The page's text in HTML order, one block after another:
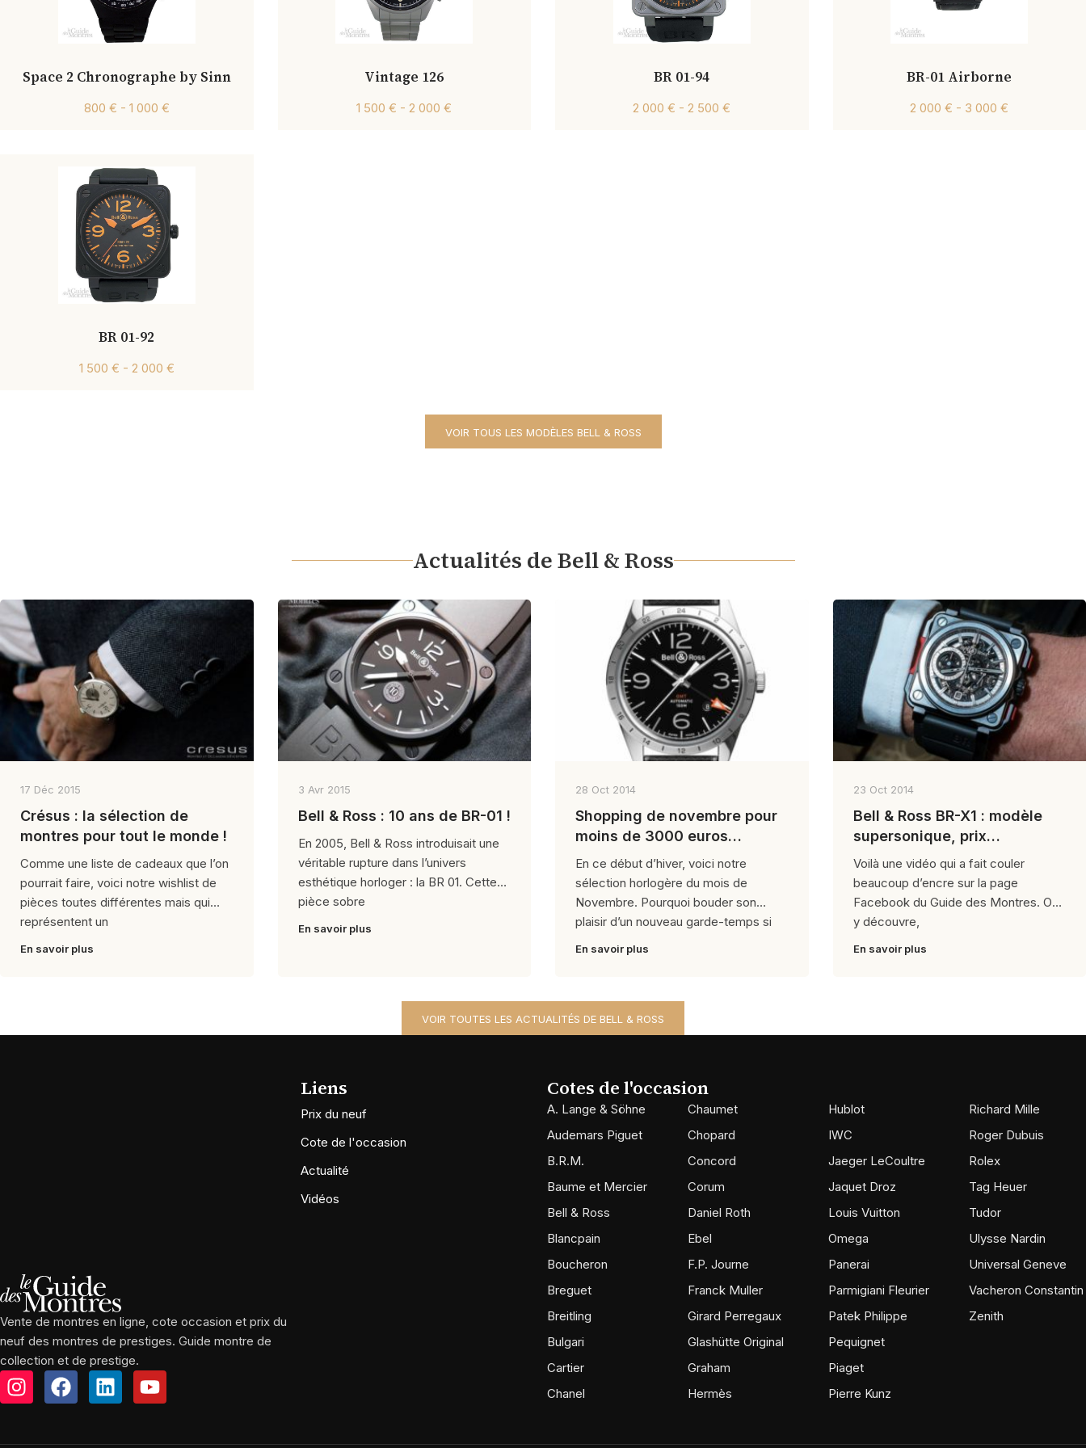
Space 2 Chronographe by Sinn
800 € - 1 000 €
Vintage 126
1 500 € - 2 000 €
BR 01-94
2 000 € - 2 500 €
BR-01 Airborne
2 000 € - 3 000 €
BR 01-92
1 500 € - 2 000 €
VOIR TOUS LES MODÈLES BELL & ROSS
Actualités de Bell & Ross
17 Déc 2015
Crésus : la sélection de
montres pour tout le monde !
Comme une liste de cadeaux que l’on
pourrait faire, voici notre wishlist de
pièces toutes différentes mais qui
représentent un
En savoir plus
3 Avr 2015
Bell & Ross : 10 ans de BR-01 !
En 2005, Bell & Ross introduisait une
véritable rupture dans l’univers
esthétique horloger : la BR 01. Cette
pièce sobre
En savoir plus
28 Oct 2014
Shopping de novembre pour
moins de 3000 euros…
En ce début d’hiver, voici notre
sélection horlogère du mois de
Novembre. Pourquoi bouder son
plaisir d’un nouveau garde-temps si
En savoir plus
23 Oct 2014
Bell & Ross BR-X1 : modèle
supersonique, prix
stratosphérique
Voilà une vidéo qui a fait couler
beaucoup d’encre sur la page
Facebook du Guide des Montres. On
y découvre,
En savoir plus
VOIR TOUTES LES ACTUALITÉS DE BELL & ROSS
Vente de montres en ligne, cote occasion et prix du
neuf des montres de prestiges. Guide montre de
collection et de prestige.
Liens
Prix du neuf
Cote de l'occasion
Actualité
Vidéos
Cotes de l'occasion
A. Lange & Söhne
Audemars Piguet
B.R.M.
Baume et Mercier
Bell & Ross
Blancpain
Boucheron
Breguet
Breitling
Bulgari
Cartier
Chanel
Chaumet
Chopard
Concord
Corum
Daniel Roth
Ebel
F.P. Journe
Franck Muller
Girard Perregaux
Glashütte Original
Graham
Hermès
Hublot
IWC
Jaeger LeCoultre
Jaquet Droz
Louis Vuitton
Omega
Panerai
Parmigiani Fleurier
Patek Philippe
Pequignet
Piaget
Pierre Kunz
Richard Mille
Roger Dubuis
Rolex
Tag Heuer
Tudor
Ulysse Nardin
Universal Geneve
Vacheron Constantin
Zenith